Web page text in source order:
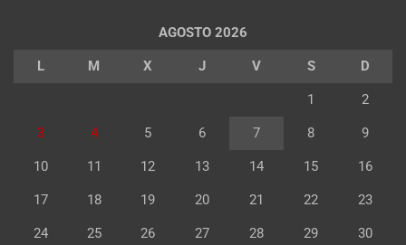
AGOSTO 2026
L M X J V S D
1 2
3 4 5 6 7 8 9
10 11 12 13 14 15 16
17 18 19 20 21 22 23
24 25 26 27 28 29 30